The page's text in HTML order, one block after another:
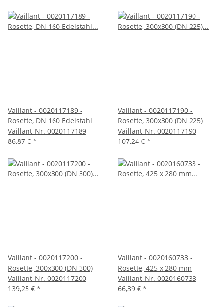
Vaillant - 0020117189 -
Rosette, DN 160 Edelstahl
Vaillant-Nr. 0020117189
86,87 € *
Vaillant - 0020117190 -
Rosette, 300x300 (DN 225)
Vaillant-Nr. 0020117190
107,24 € *
Vaillant - 0020117200 -
Rosette, 300x300 (DN 300)
Vaillant-Nr. 0020117200
139,25 € *
Vaillant - 0020160733 -
Rosette, 425 x 280 mm
Vaillant-Nr. 0020160733
66,39 € *